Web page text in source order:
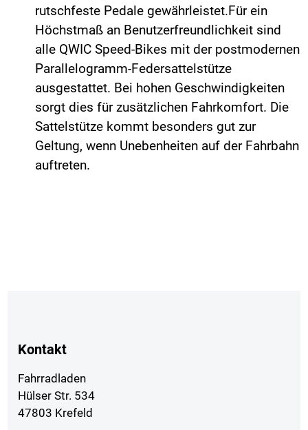
rutschfeste Pedale gewährleistet.Für ein
Höchstmaß an Benutzerfreundlichkeit sind
alle QWIC Speed-Bikes mit der postmodernen
Parallelogramm-Federsattelstütze
ausgestattet. Bei hohen Geschwindigkeiten
sorgt dies für zusätzlichen Fahrkomfort. Die
Sattelstütze kommt besonders gut zur
Geltung, wenn Unebenheiten auf der Fahrbahn
auftreten.
Kontakt
Fahrradladen
Hülser Str. 534
47803 Krefeld